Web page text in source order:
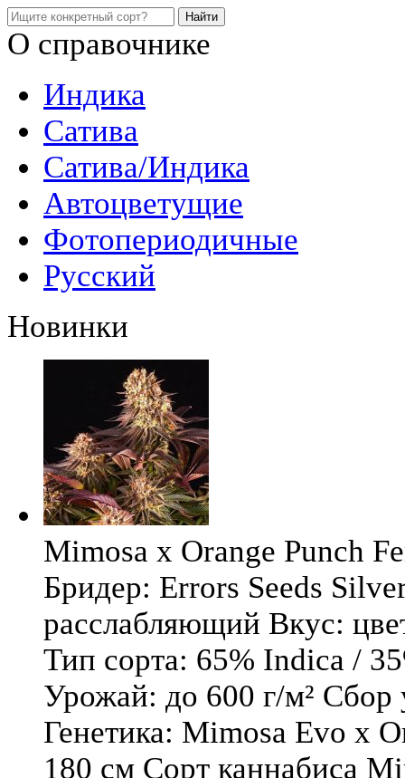
О справочнике
Индика
Сатива
Сатива/Индика
Автоцветущие
Фотопериодичные
Русский
Новинки
Mimosa x Orange Punch
Бридер: Errors Seeds
расслабляющий Вкус:
Тип сорта: 65% Indica /
Урожай: до 600 г/м² Сбор
Генетика: Mimosa Evo x
180 см Сорт каннабиса